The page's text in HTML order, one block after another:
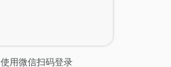
使用微信扫码登录